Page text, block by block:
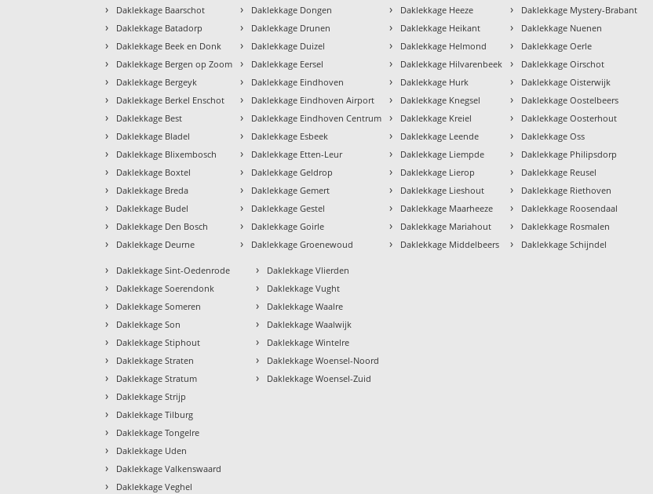
› Daklekkage Baarschot
› Daklekkage Batadorp
› Daklekkage Beek en Donk
› Daklekkage Bergen op Zoom
› Daklekkage Bergeyk
› Daklekkage Berkel Enschot
› Daklekkage Best
› Daklekkage Bladel
› Daklekkage Blixembosch
› Daklekkage Boxtel
› Daklekkage Breda
› Daklekkage Budel
› Daklekkage Den Bosch
› Daklekkage Deurne
› Daklekkage Dongen
› Daklekkage Drunen
› Daklekkage Duizel
› Daklekkage Eersel
› Daklekkage Eindhoven
› Daklekkage Eindhoven Airport
› Daklekkage Eindhoven Centrum
› Daklekkage Esbeek
› Daklekkage Etten-Leur
› Daklekkage Geldrop
› Daklekkage Gemert
› Daklekkage Gestel
› Daklekkage Goirle
› Daklekkage Groenewoud
› Daklekkage Heeze
› Daklekkage Heikant
› Daklekkage Helmond
› Daklekkage Hilvarenbeek
› Daklekkage Hurk
› Daklekkage Knegsel
› Daklekkage Kreiel
› Daklekkage Leende
› Daklekkage Liempde
› Daklekkage Lierop
› Daklekkage Lieshout
› Daklekkage Maarheeze
› Daklekkage Mariahout
› Daklekkage Middelbeers
› Daklekkage Mystery-Brabant
› Daklekkage Nuenen
› Daklekkage Oerle
› Daklekkage Oirschot
› Daklekkage Oisterwijk
› Daklekkage Oostelbeers
› Daklekkage Oosterhout
› Daklekkage Oss
› Daklekkage Philipsdorp
› Daklekkage Reusel
› Daklekkage Riethoven
› Daklekkage Roosendaal
› Daklekkage Rosmalen
› Daklekkage Schijndel
› Daklekkage Sint-Oedenrode
› Daklekkage Soerendonk
› Daklekkage Someren
› Daklekkage Son
› Daklekkage Stiphout
› Daklekkage Straten
› Daklekkage Stratum
› Daklekkage Strijp
› Daklekkage Tilburg
› Daklekkage Tongelre
› Daklekkage Uden
› Daklekkage Valkenswaard
› Daklekkage Veghel
› Daklekkage Vlierden
› Daklekkage Vught
› Daklekkage Waalre
› Daklekkage Waalwijk
› Daklekkage Wintelre
› Daklekkage Woensel-Noord
› Daklekkage Woensel-Zuid